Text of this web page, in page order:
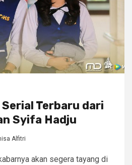
Serial Terbaru dari
Syifa Hadju
Alfitri
akan segera tayang di